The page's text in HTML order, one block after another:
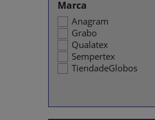
Marca
Anagram
Grabo
Qualatex
Sempertex
TiendadeGlobos